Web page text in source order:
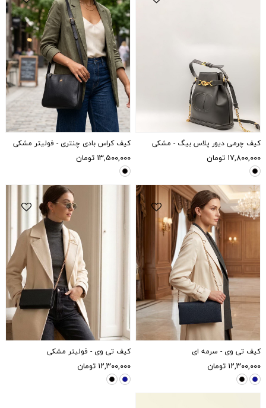
کیف چرمی دیور پلاس بیگ - مشکی
۱۷,۸۰۰,۰۰۰ تومان
کیف کراس بادی چنتری - فولیتر مشکی
۱۳,۵۰۰,۰۰۰ تومان
کیف تی وی - سرمه ای
۱۲,۳۰۰,۰۰۰ تومان
کیف تی وی - فولیتر مشکی
۱۲,۳۰۰,۰۰۰ تومان